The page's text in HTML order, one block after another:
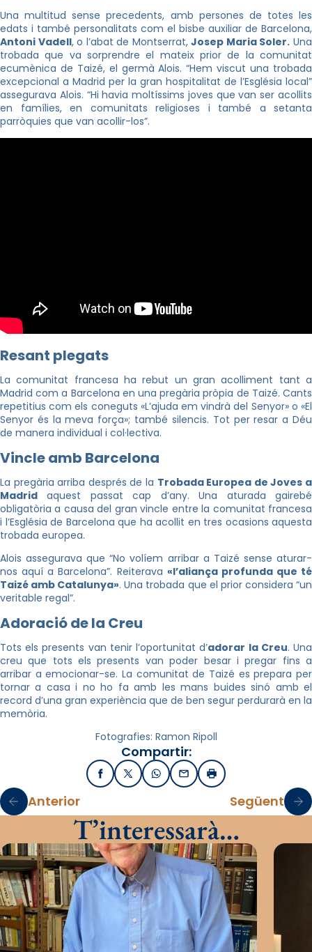
Una multitud sense precedents, amb persones de totes les
edats i també personalitats com el bisbe auxiliar de Barcelona,
Antoni Vadell, o l’abat de Montserrat,Josep Maria Soler. Una
trobada que va sorprendre el mateix prior de la comunitat
ecumènica de Taizé, el germà Alois. “Hem viscut una trobada
excepcional a Madrid per la gran hospitalitat de l’Església local”
assegurava Alois. “Hi havia moltíssims joves que van ser acollits
en famílies, en comunitats religioses i també a setanta
parròquies que van acollir-los”.
Resant plegats
La comunitat francesa ha rebut un gran acolliment tant a
Madrid com a Barcelona en una pregària pròpia de Taizé. Cants
repetitius com els coneguts «L’ajuda em vindrà del Senyor» o «El
Senyor és la meva força»; també silencis. Tot per resar a Déu
de manera individual i col·lectiva.
Vincle amb Barcelona
La pregària arriba després de la Trobada Europea de Joves a
Madrid aquest passat cap d’any. Una aturada gairebé
obligatòria a causa del gran vincle entre la comunitat francesa
i l’Església de Barcelona que ha acollit en tres ocasions aquesta
trobada europea.
Alois assegurava que “No volíem arribar a Taizé sense aturar-
nos aquí a Barcelona”. Reiterava «l’aliança profunda que té
Taizé amb Catalunya». Una trobada que el prior considera “un
veritable regal”.
Adoració de la Creu
Tots els presents van tenir l’oportunitat d’adorar la Creu. Una
creu que tots els presents van poder besar i pregar fins a
arribar a emocionar-se. La comunitat de Taizé es prepara per
tornar a casa i no ho fa amb les mans buides sinó amb el
record d’una gran experiència que de ben segur perdurarà en la
memòria.
Fotografies: Ramon Ripoll
Compartir:
FacebookX / TwitterWhatsApp
EmailImprimir
Anterior Següent
T’interessarà…